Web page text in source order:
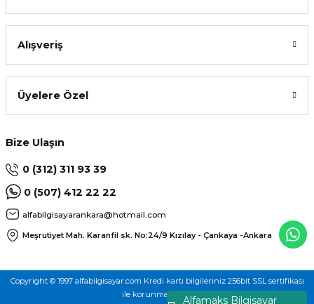
Alfamaks Bilgisayar
Alışveriş
Üyelere Özel
Bize Ulaşın
0 (312) 311 93 39
0 (507) 412 22 22
alfabilgisayarankara@hotmail.com
Meşrutiyet Mah. Karanfil sk. No:24/9 Kızılay - Çankaya -Ankara
Copyright © 1997 alfabilgisayar.com Kredi kartı bilgileriniz 256bit SSL sertifikası
ile korunmaktadır.